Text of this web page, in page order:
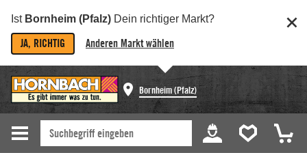
Ist Bornheim (Pfalz) Dein richtiger Markt?
JA, RICHTIG Anderen Markt wählen
Bornheim (Pfalz)